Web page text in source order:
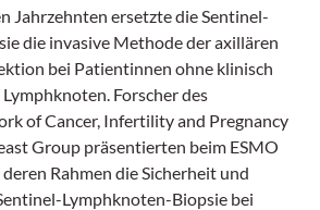
Jahrzehnten ersetzte die Sentinel-
die invasive Methode der axillären
bei Patientinnen ohne klinisch
Forscher des
of Cancer, Infertility and Pregnancy
Group präsentierten beim ESMO
Rahmen die Sicherheit und
Lymphknoten-Biopsie bei